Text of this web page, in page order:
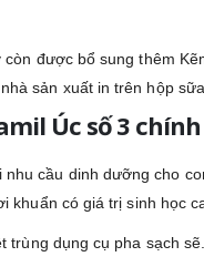
được bổ sung thêm
sản xuất in trên hộp
Úc số 3
cầu dinh dưỡng cho
có giá trị sinh học
dụng cụ pha sạch